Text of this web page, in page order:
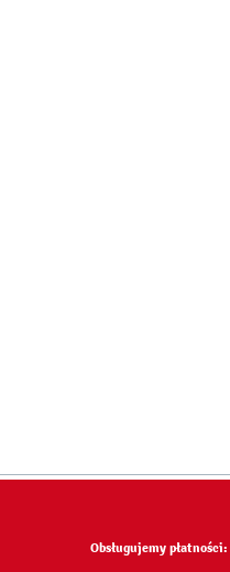
Obsługujemy płatności: